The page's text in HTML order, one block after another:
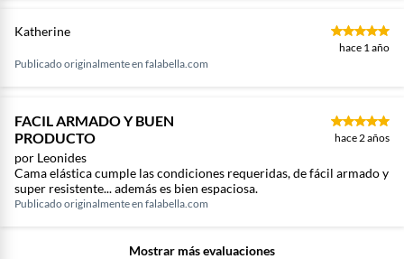
Katherine
hace 1 año
Publicado originalmente en falabella.com
FACIL ARMADO Y BUEN
PRODUCTO
por Leonides
hace 2 años
Cama elástica cumple las condiciones requeridas, de fácil armado y
super resistente... además es bien espaciosa.
Publicado originalmente en falabella.com
Mostrar más evaluaciones